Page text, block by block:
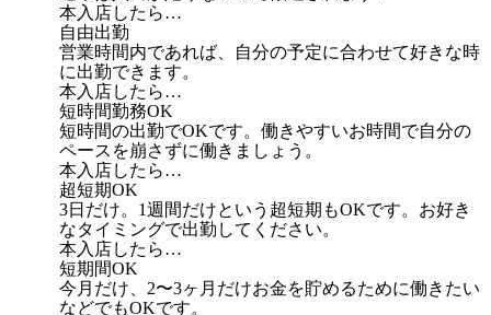
本入店したら…
自由出勤
営業時間内であれば、自分の予定に合わせて好きな時
に出勤できます。
本入店したら…
短時間勤務OK
短時間の出勤でOKです。働きやすいお時間で自分の
ペースを崩さずに働きましょう。
本入店したら…
超短期OK
3日だけ。1週間だけという超短期もOKです。お好き
なタイミングで出勤してください。
本入店したら…
短期間OK
今月だけ、2〜3ヶ月だけお金を貯めるために働きたい
などでもOKです。